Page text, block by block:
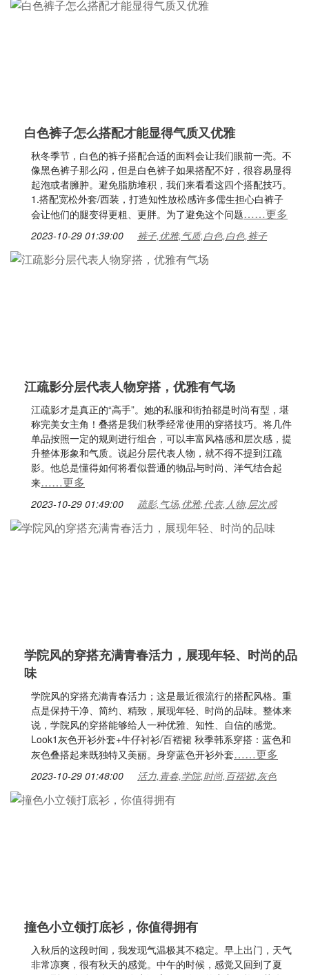
白色裤子怎么搭配才能显得气质又优雅
秋冬季节，白色的裤子搭配合适的面料会让我们眼前一亮。不
像黑色裤子那么闷，但是白色裤子如果搭配不好，很容易显得
起泡或者臃肿。避免脂肪堆积，我们来看看这四个搭配技巧。
1.搭配宽松外套/西装，打造知性放松感许多儒生担心白裤子
会让他们的腿变得更粗、更胖。为了避免这个问题……更多
2023-10-29 01:39:00 裤子,优雅,气质,白色,白色,裤子
江疏影分层代表人物穿搭，优雅有气场
江疏影才是真正的“高手”。她的私服和街拍都是时尚有型，堪
称完美女主角！叠搭是我们秋季经常使用的穿搭技巧。将几件
单品按照一定的规则进行组合，可以丰富风格感和层次感，提
升整体形象和气质。说起分层代表人物，就不得不提到江疏
影。他总是懂得如何将看似普通的物品与时尚、洋气结合起
来……更多
2023-10-29 01:49:00 疏影,气场,优雅,代表,人物,层次感
学院风的穿搭充满青春活力，展现年轻、时尚的品
味
学院风的穿搭充满青春活力；这是最近很流行的搭配风格。重
点是保持干净、简约、精致，展现年轻、时尚的品味。整体来
说，学院风的穿搭能够给人一种优雅、知性、自信的感觉。
Look1灰色开衫外套+牛仔衬衫/百褶裙 秋季韩系穿搭：蓝色和
灰色叠搭起来既独特又美丽。身穿蓝色开衫外套……更多
2023-10-29 01:48:00 活力,青春,学院,时尚,百褶裙,灰色
撞色小立领打底衫，你值得拥有
入秋后的这段时间，我发现气温极其不稳定。早上出门，天气
非常凉爽，很有秋天的感觉。中午的时候，感觉又回到了夏